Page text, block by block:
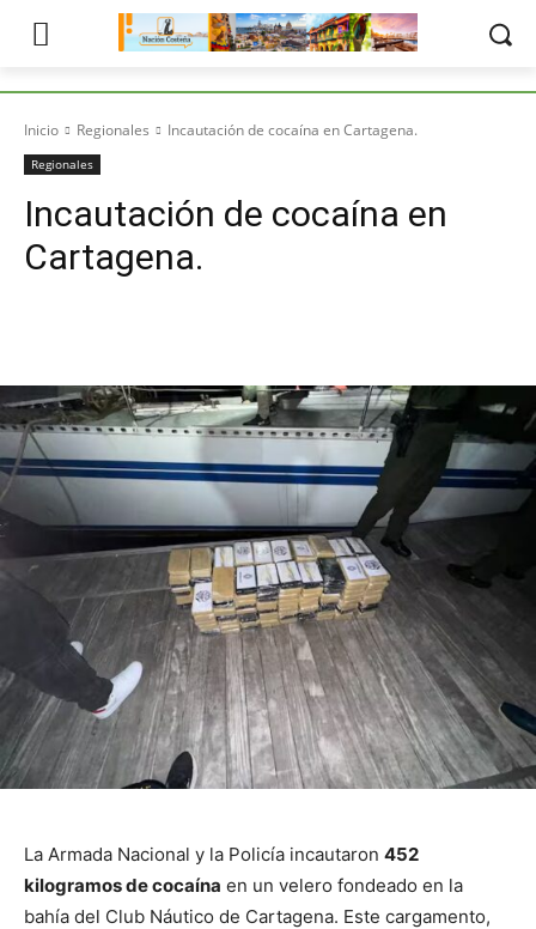
Inicio Regionales Incautación de cocaína en Cartagena.
Regionales
Incautación de cocaína en
Cartagena.
La Armada Nacional y la Policía incautaron 452
kilogramos de cocaína en un velero fondeado en la
bahía del Club Náutico de Cartagena. Este cargamento,